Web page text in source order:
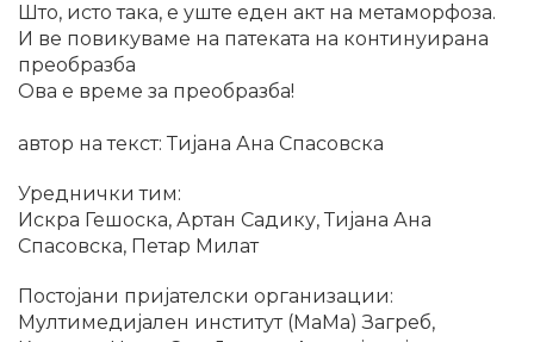
Што, исто така, е уште еден акт на метаморфоза.
И ве повикуваме на патеката на континуирана
преобразба
Ова е време за преобразба!
автор на текст: Тијана Ана Спасовска
Уреднички тим:
Искра Гешоска, Артан Садику, Тијана Ана
Спасовска, Петар Милат
Постојани пријателски организации:
Мултимедијален институт (МаМа) Загреб,